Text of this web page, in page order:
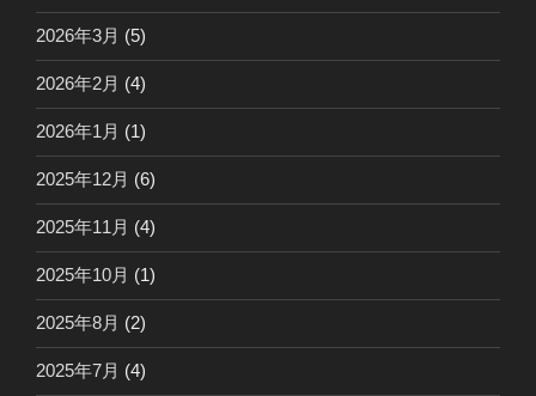
2026年3月 (5)
2026年2月 (4)
2026年1月 (1)
2025年12月 (6)
2025年11月 (4)
2025年10月 (1)
2025年8月 (2)
2025年7月 (4)